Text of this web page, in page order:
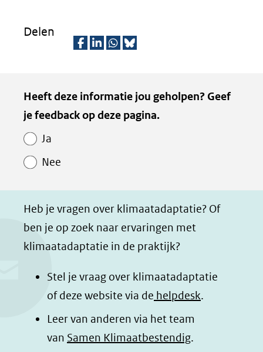
Delen
l
e
a
b
o
o
(opent
in
l
e
i
d
I
(opent
in
l
e
h
t
a
p
(opent
in
z
e
n
d
l
e
o
p
Kopie
van
Paginawaardering
Heeft deze informatie jou geholpen? Geef
je feedback op deze pagina.
Ja
Nee
Heb je vragen over klimaatadaptatie? Of
ben je op zoek naar ervaringen met
klimaatadaptatie in de praktijk?
Stel je vraag over klimaatadaptatie
of deze website via de helpdesk.
Leer van anderen via het team
van Samen Klimaatbestendig.